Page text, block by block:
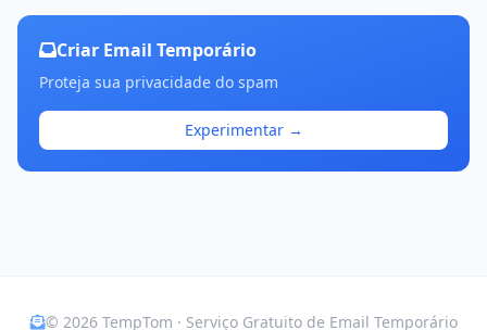
Criar Email Temporário
Proteja sua privacidade do spam
Experimentar →
© 2026 TempTom · Serviço Gratuito de Email Temporário